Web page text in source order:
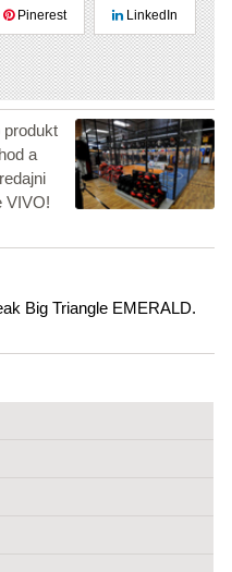
Pinerest LinkedIn
produkt
a
VIVO!
Big Triangle EMERALD.